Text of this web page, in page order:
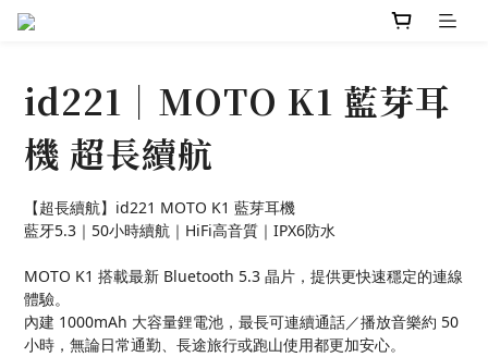
id221｜MOTO K1 藍芽耳
機 超長續航
【超長續航】id221 MOTO K1 藍芽耳機
藍牙5.3｜50小時續航｜HiFi高音質｜IPX6防水
MOTO K1 搭載最新 Bluetooth 5.3 晶片，提供更快速穩定的連線
體驗。
內建 1000mAh 大容量鋰電池，最長可連續通話／播放音樂約 50
小時，無論日常通勤、長途旅行或跑山使用都更加安心。